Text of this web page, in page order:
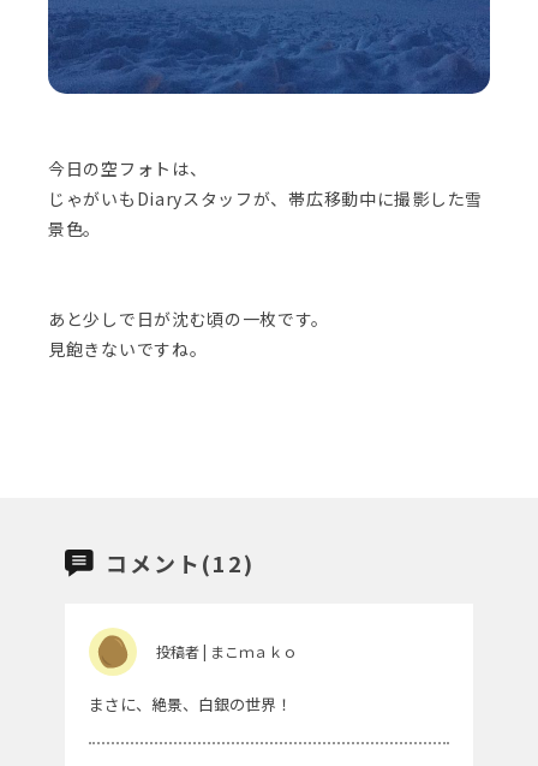
今日の空フォトは、
じゃがいもDiaryスタッフが、帯広移動中に撮影した雪
景色。
あと少しで日が沈む頃の一枚です。
見飽きないですね。
コメント(12)
投稿者 | まこｍａｋｏ
まさに、絶景、白銀の世界！